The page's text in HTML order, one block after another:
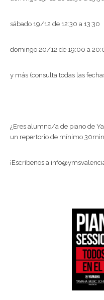
sábado 19/12 de 12:30 a 13:30
domingo 20/12 de 19:00 a
y más (consulta todas las
¿Eres alumno/a de piano de
un repertorio de mínimo
¡Escríbenos a